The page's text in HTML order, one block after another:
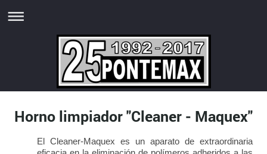
Horno limpiador "Cleaner - Maquex"
El Cleaner-Maquex es un aparato de extraordinaria